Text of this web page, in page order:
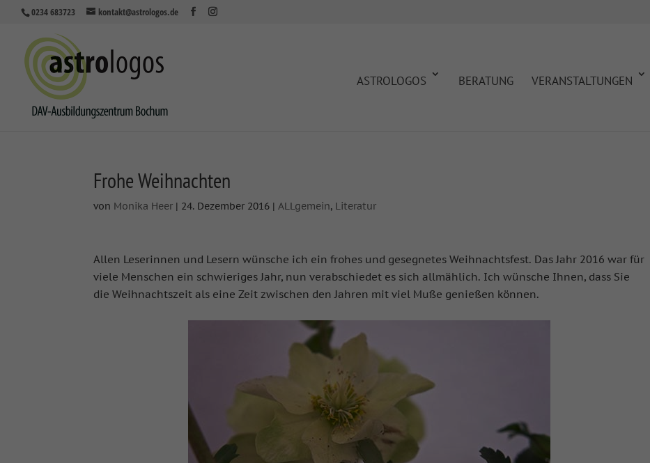
0234 683723 kontakt@astrologos.de
ASTROLOGOS BERATUNG VERANSTALTUNGEN
Frohe Weihnachten
von Monika Heer | 24. Dezember 2016 |ALLgemein, Literatur
Allen Leserinnen und Lesern wünsche ich ein frohes und gesegnetes Weihnachtsfest. Das Jahr 2016 war für
viele Menschen ein schwieriges Jahr, nun verabschiedet es sich allmählich. Ich wünsche Ihnen, dass Sie
die Weihnachtszeit als eine Zeit zwischen den Jahren mit viel Muße genießen können.